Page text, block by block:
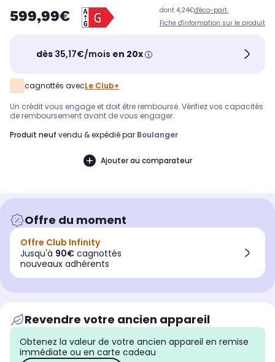
599,99€ dont 4,24€d'éco-part.
Fiche d'information sur le produit
dès 35,17€/mois en 20x
cagnottés avecLe Club+
Un crédit vous engage et doit être remboursé. Vérifiez vos capacités
de remboursement avant de vous engager.
produit neuf vendu & expédié par Boulanger
Ajouter au comparateur
Offre du moment
Offre Club Infinity
Jusqu'à 90€ cagnottés
nouveaux adhérents
Revendre votre ancien appareil
Obtenez la valeur de votre ancien appareil en remise
immédiate ou en carte cadeau